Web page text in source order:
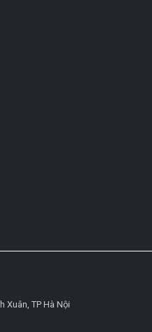
Xuân, TP Hà Nội